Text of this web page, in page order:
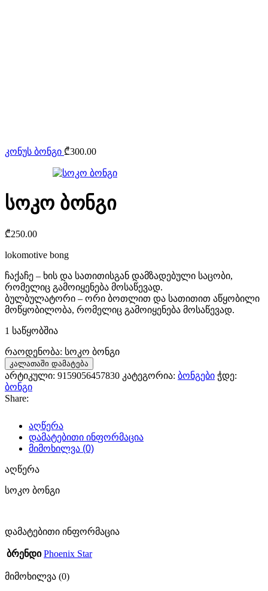
კონუს ბონგი ₾300.00
სოკო ბონგი
₾250.00
lokomotive bong
ჩაქაჩე – ხის და სათითისგან დამზადებული საცობი,
რომელიც გამოიყენება მოსაწევად.
ბულბულატორი – ორი ბოთლით და სათითით აწყობილი
მოწყობილობა, რომელიც გამოიყენება მოსაწევად.
1 საწყობშია
რაოდენობა: სოკო ბონგი
კალათაში დამატება
არტიკული: 9159056457830 კატეგორია: ბონგები ჭდე:
ბონგი
Share:
აღწერა
დამატებითი ინფორმაცია
მიმოხილვა (0)
აღწერა
სოკო ბონგი
დამატებითი ინფორმაცია
ბრენდი Phoenix Star
მიმოხილვა (0)